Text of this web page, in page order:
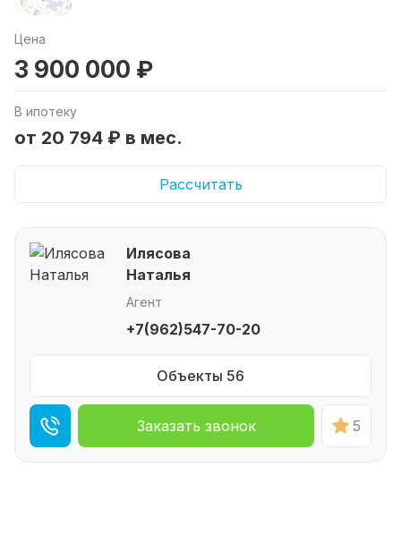
Цена
3 900 000 ₽
В ипотеку
от 20 794 ₽ в мес.
Рассчитать
Илясова
Наталья
Агент
+7(962)547-70-20
Объекты 56
Заказать звонок 5